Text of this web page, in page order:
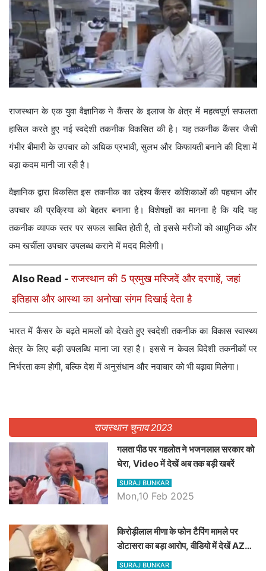
राजस्थान के एक युवा वैज्ञानिक ने कैंसर के इलाज के क्षेत्र में महत्वपूर्ण सफलता
हासिल करते हुए नई स्वदेशी तकनीक विकसित की है। यह तकनीक कैंसर जैसी
गंभीर बीमारी के उपचार को अधिक प्रभावी, सुलभ और किफायती बनाने की दिशा में
बड़ा कदम मानी जा रही है।
वैज्ञानिक द्वारा विकसित इस तकनीक का उद्देश्य कैंसर कोशिकाओं की पहचान और
उपचार की प्रक्रिया को बेहतर बनाना है। विशेषज्ञों का मानना है कि यदि यह
तकनीक व्यापक स्तर पर सफल साबित होती है, तो इससे मरीजों को आधुनिक और
कम खर्चीला उपचार उपलब्ध कराने में मदद मिलेगी।
Also Read -राजस्थान की 5 प्रमुख मस्जिदें और दरगाहें, जहां
इतिहास और आस्था का अनोखा संगम दिखाई देता है
भारत में कैंसर के बढ़ते मामलों को देखते हुए स्वदेशी तकनीक का विकास स्वास्थ्य
क्षेत्र के लिए बड़ी उपलब्धि माना जा रहा है। इससे न केवल विदेशी तकनीकों पर
निर्भरता कम होगी, बल्कि देश में अनुसंधान और नवाचार को भी बढ़ावा मिलेगा।
राजस्थान चुनाव 2023
गलता पीठ पर गहलोत ने भजनलाल सरकार को
घेरा, Video में देखें अब तक बड़ी खबरें
SURAJ BUNKAR
Mon,10 Feb 2025
किरोड़ीलाल मीणा के फोन टैपिंग मामले पर
डोटासरा का बड़ा आरोप, वीडियो में देखें AZ
बड़ी खबरें
SURAJ BUNKAR